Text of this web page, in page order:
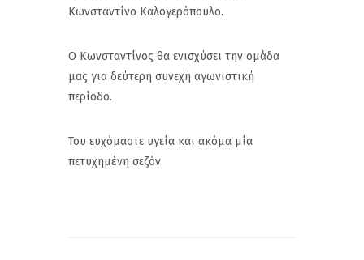
Κωνσταντίνο Καλογερόπουλο.
Ο Κωνσταντίνος θα ενισχύσει την ομάδα
μας για δεύτερη συνεχή αγωνιστική
περίοδο.
Του ευχόμαστε υγεία και ακόμα μία
πετυχημένη σεζόν.